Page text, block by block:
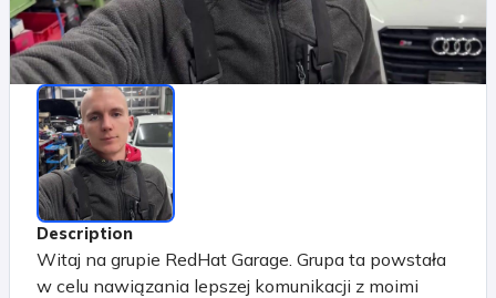
Description
Witaj na grupie RedHat Garage. Grupa ta powstała
w celu nawiązania lepszej komunikacji z moimi